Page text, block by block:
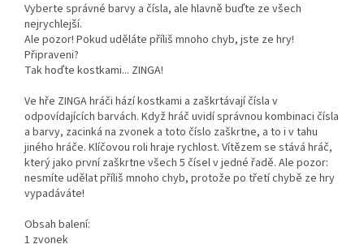
Vyberte správné barvy a čísla, ale hlavně buďte ze všech
nejrychlejší.
Ale pozor! Pokud uděláte příliš mnoho chyb, jste ze hry!
Připraveni?
Tak hoďte kostkami... ZINGA!
Ve hře ZINGA hráči hází kostkami a zaškrtávají čísla v
odpovídajících barvách. Když hráč uvidí správnou kombinaci čísla
a barvy, zacinká na zvonek a toto číslo zaškrtne, a to i v tahu
jiného hráče. Klíčovou roli hraje rychlost. Vítězem se stává hráč,
který jako první zaškrtne všech 5 čísel v jedné řadě. Ale pozor:
nesmíte udělat příliš mnoho chyb, protože po třetí chybě ze hry
vypadáváte!
Obsah balení:
1 zvonek